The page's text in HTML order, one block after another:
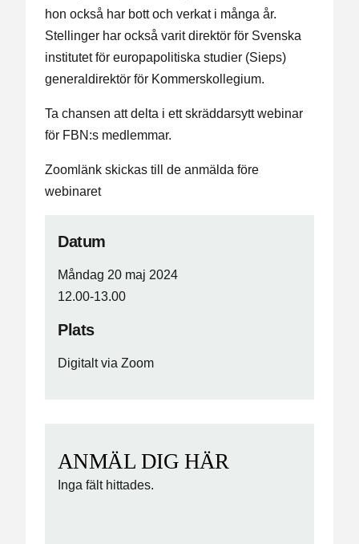
hon också har bott och verkat i många år.
Stellinger har också varit direktör för Svenska
institutet för europapolitiska studier (Sieps)
generaldirektör för Kommerskollegium.
Ta chansen att delta i ett skräddarsytt webinar
för FBN:s medlemmar.
Zoomlänk skickas till de anmälda före
webinaret
Datum
Måndag 20 maj 2024
12.00-13.00
Plats
Digitalt via Zoom
ANMÄL DIG HÄR
Inga fält hittades.